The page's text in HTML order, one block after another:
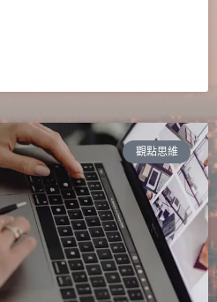
觀點思維